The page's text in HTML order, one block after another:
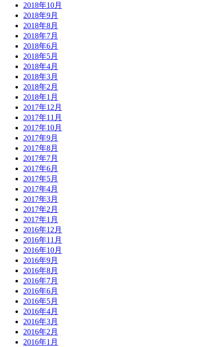
2018年10月
2018年9月
2018年8月
2018年7月
2018年6月
2018年5月
2018年4月
2018年3月
2018年2月
2018年1月
2017年12月
2017年11月
2017年10月
2017年9月
2017年8月
2017年7月
2017年6月
2017年5月
2017年4月
2017年3月
2017年2月
2017年1月
2016年12月
2016年11月
2016年10月
2016年9月
2016年8月
2016年7月
2016年6月
2016年5月
2016年4月
2016年3月
2016年2月
2016年1月